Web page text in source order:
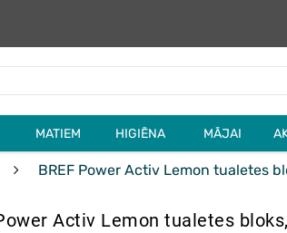
MATIEM HIGIĒNA MĀJAI
BREF Power Activ Lemon tualetes
Activ Lemon tualetes